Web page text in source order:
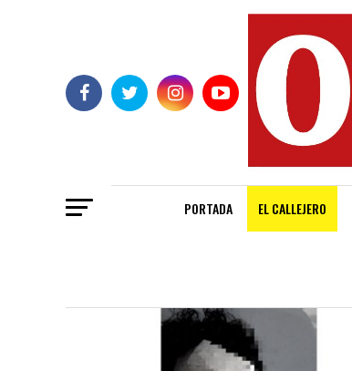
PORTADA EL CALLEJERO